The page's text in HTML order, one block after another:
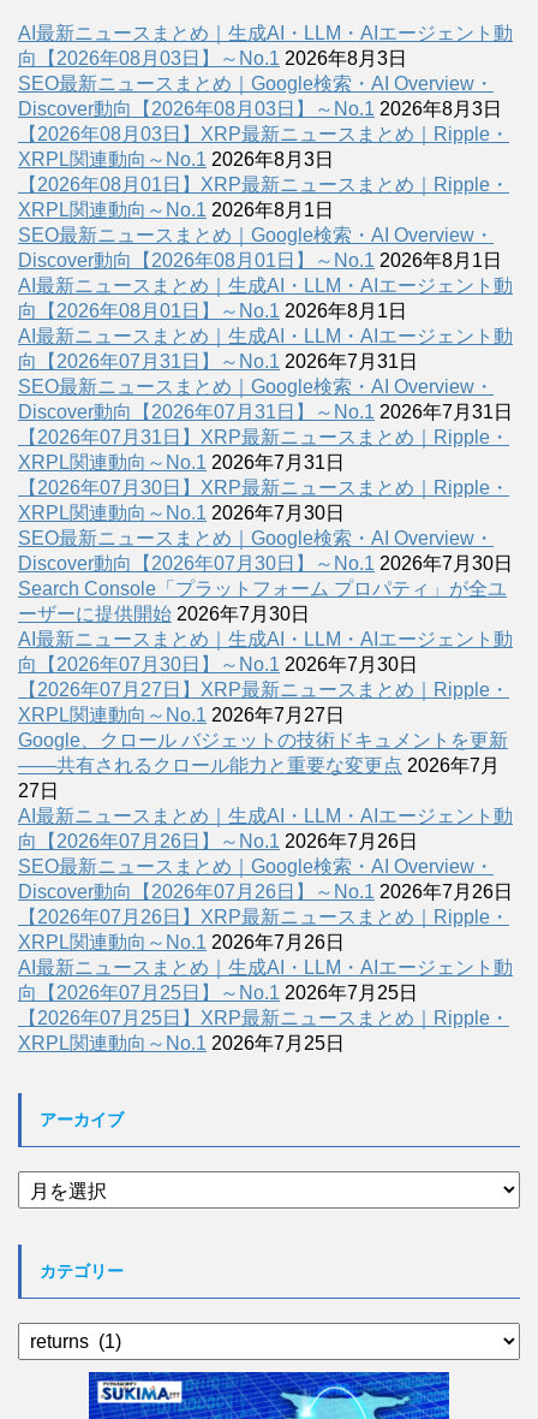
AI最新ニュースまとめ｜生成AI・LLM・AIエージェント動
向【2026年08月03日】～No.1 2026年8月3日
SEO最新ニュースまとめ｜Google検索・AI Overview・
Discover動向【2026年08月03日】～No.1 2026年8月3日
【2026年08月03日】XRP最新ニュースまとめ｜Ripple・
XRPL関連動向～No.1 2026年8月3日
【2026年08月01日】XRP最新ニュースまとめ｜Ripple・
XRPL関連動向～No.1 2026年8月1日
SEO最新ニュースまとめ｜Google検索・AI Overview・
Discover動向【2026年08月01日】～No.1 2026年8月1日
AI最新ニュースまとめ｜生成AI・LLM・AIエージェント動
向【2026年08月01日】～No.1 2026年8月1日
AI最新ニュースまとめ｜生成AI・LLM・AIエージェント動
向【2026年07月31日】～No.1 2026年7月31日
SEO最新ニュースまとめ｜Google検索・AI Overview・
Discover動向【2026年07月31日】～No.1 2026年7月31日
【2026年07月31日】XRP最新ニュースまとめ｜Ripple・
XRPL関連動向～No.1 2026年7月31日
【2026年07月30日】XRP最新ニュースまとめ｜Ripple・
XRPL関連動向～No.1 2026年7月30日
SEO最新ニュースまとめ｜Google検索・AI Overview・
Discover動向【2026年07月30日】～No.1 2026年7月30日
Search Console「プラットフォーム プロパティ」が全ユ
ーザーに提供開始 2026年7月30日
AI最新ニュースまとめ｜生成AI・LLM・AIエージェント動
向【2026年07月30日】～No.1 2026年7月30日
【2026年07月27日】XRP最新ニュースまとめ｜Ripple・
XRPL関連動向～No.1 2026年7月27日
Google、クロール バジェットの技術ドキュメントを更新
――共有されるクロール能力と重要な変更点 2026年7月
27日
AI最新ニュースまとめ｜生成AI・LLM・AIエージェント動
向【2026年07月26日】～No.1 2026年7月26日
SEO最新ニュースまとめ｜Google検索・AI Overview・
Discover動向【2026年07月26日】～No.1 2026年7月26日
【2026年07月26日】XRP最新ニュースまとめ｜Ripple・
XRPL関連動向～No.1 2026年7月26日
AI最新ニュースまとめ｜生成AI・LLM・AIエージェント動
向【2026年07月25日】～No.1 2026年7月25日
【2026年07月25日】XRP最新ニュースまとめ｜Ripple・
XRPL関連動向～No.1 2026年7月25日
アーカイブ
ア
ー
カテゴリー
カ
テ